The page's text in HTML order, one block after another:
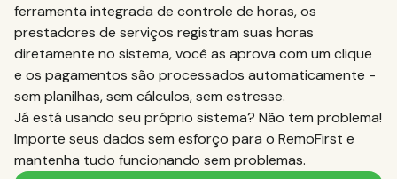
ferramenta integrada de controle de horas, os
prestadores de serviços registram suas horas
diretamente no sistema, você as aprova com um clique
e os pagamentos são processados automaticamente -
sem planilhas, sem cálculos, sem estresse.
Já está usando seu próprio sistema? Não tem problema!
Importe seus dados sem esforço para o RemoFirst e
mantenha tudo funcionando sem problemas.